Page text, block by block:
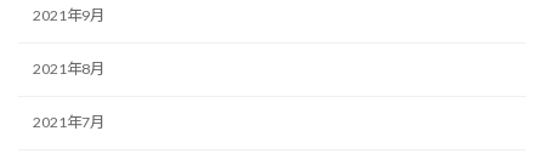
2021年9月
2021年8月
2021年7月